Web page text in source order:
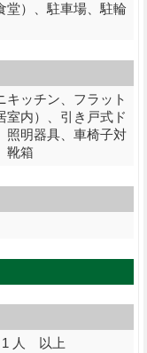
堂）、駐車場、駐輪
キッチン、フラット
室内）、引き戸式ド
照明器具、車椅子対
靴箱
1 人 以上